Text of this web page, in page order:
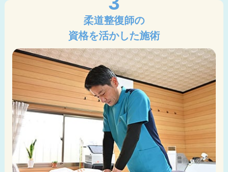
柔道整復師の
資格を活かした施術